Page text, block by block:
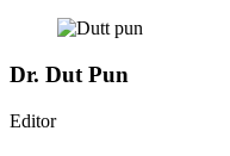
Dr. Dut Pun
Editor